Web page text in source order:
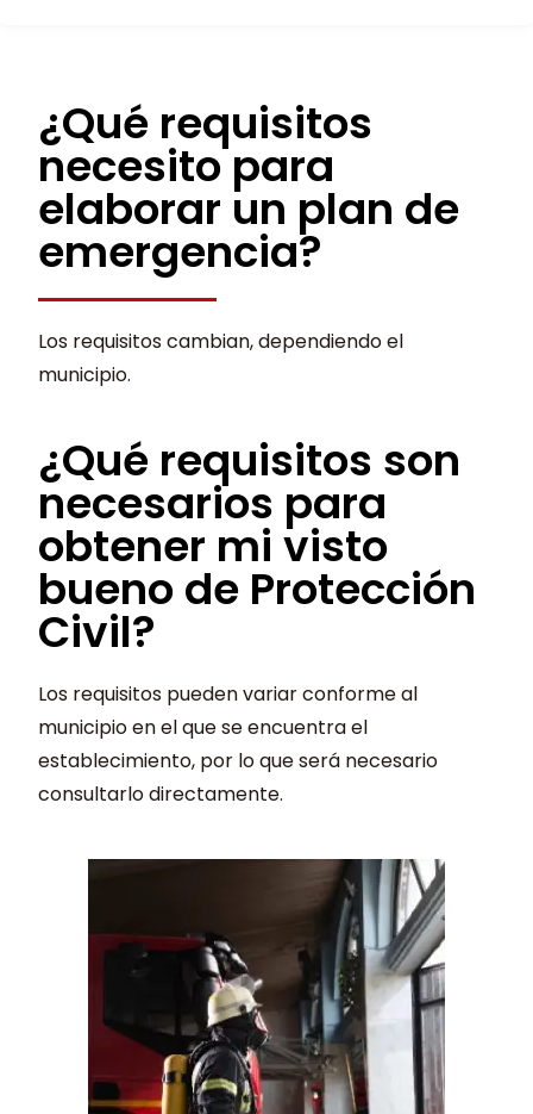
¿Qué requisitos
necesito para
elaborar un plan de
emergencia?
Los requisitos cambian, dependiendo el
municipio.
¿Qué requisitos son
necesarios para
obtener mi visto
bueno de Protección
Civil?
Los requisitos pueden variar conforme al
municipio en el que se encuentra el
establecimiento, por lo que será necesario
consultarlo directamente.